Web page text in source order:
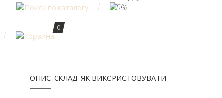
0
5%
ОПИС СКЛАД ЯК ВИКОРИСТОВУВАТИ